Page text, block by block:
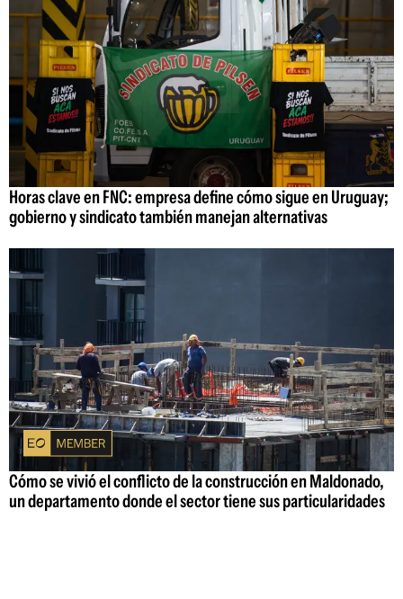
Horas clave en FNC: empresa define cómo sigue en Uruguay;
gobierno y sindicato también manejan alternativas
Cómo se vivió el conflicto de la construcción en Maldonado,
un departamento donde el sector tiene sus particularidades